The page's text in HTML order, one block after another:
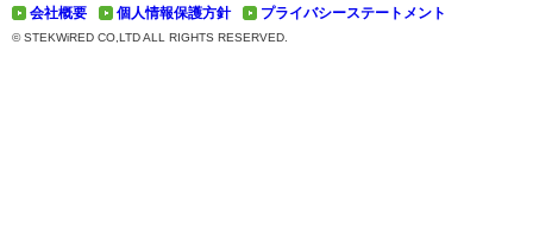
会社概要 個人情報保護方針 プライバシーステートメント
© STEKWiRED CO,LTD ALL RIGHTS RESERVED.